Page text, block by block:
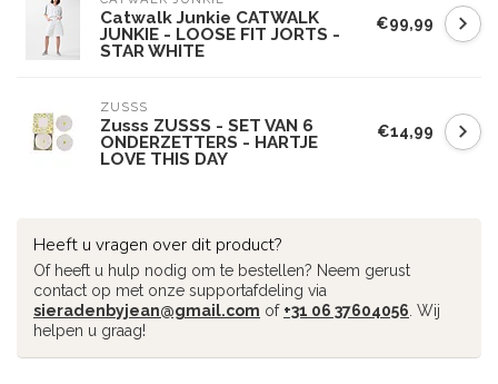
Catwalk Junkie CATWALK
JUNKIE - LOOSE FIT JORTS -
STAR WHITE
€99,99
ZUSSS
Zusss ZUSSS - SET VAN 6
ONDERZETTERS - HARTJE
LOVE THIS DAY
€14,99
Heeft u vragen over dit product?
Of heeft u hulp nodig om te bestellen? Neem gerust
contact op met onze supportafdeling via
sieradenbyjean@gmail.com of +31 06 37604056 . Wij
helpen u graag!